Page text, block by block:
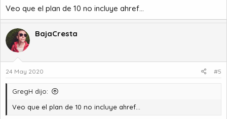
Me pareció barato y que vale la pena. Espero les sirva. 🤜🤛
Veo que el plan de 10 no incluye ahref...
BajaCresta
24 May 2020 #5
GregH dijo:
Veo que el plan de 10 no incluye ahref...